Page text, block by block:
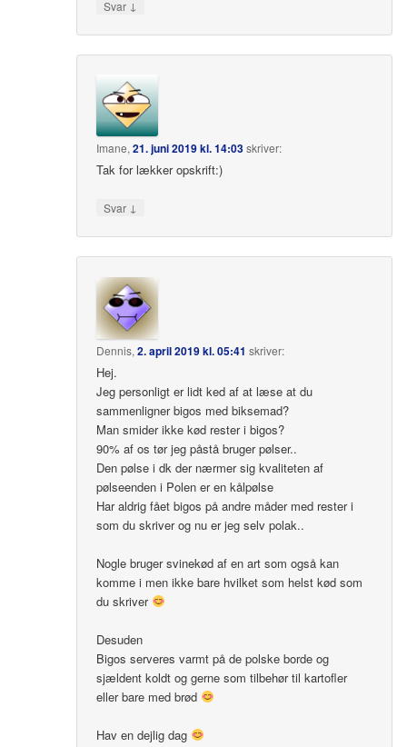
Svar ↓
Imane,21. juni 2019 kl. 14:03skriver:
Tak for lækker opskrift:)
Svar ↓
Dennis,2. april 2019 kl. 05:41 skriver:
Hej.
Jeg personligt er lidt ked af at læse at du
sammenligner bigos med biksemad?
Man smider ikke kød rester i bigos?
90% af os tør jeg påstå bruger pølser..
Den pølse i dk der nærmer sig kvaliteten af
pølseenden i Polen er en kålpølse
Har aldrig fået bigos på andre måder med rester i
som du skriver og nu er jeg selv polak..
Nogle bruger svinekød af en art som også kan
komme i men ikke bare hvilket som helst kød som
du skriver
Desuden
Bigos serveres varmt på de polske borde og
sjældent koldt og gerne som tilbehør til kartofler
eller bare med brød
Hav en dejlig dag